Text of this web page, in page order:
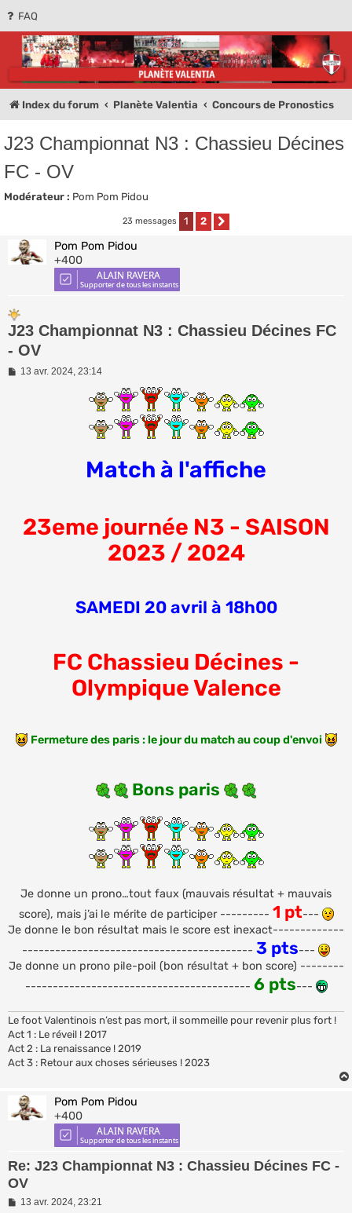
FAQ
Planète Valentia -
Olympique de
Valence
Forum des supporters de l'Olympique de Valence
Index du forum Planète Valentia Concours de Pronostics
J23 Championnat N3 : Chassieu Décines
FC - OV
Modérateur : Pom Pom Pidou
23 messages 1 2
Pom Pom Pidou
+400
J23 Championnat N3 : Chassieu Décines FC
- OV
M13 avr. 2024, 23:14
Match à l'affiche
23eme journée N3 - SAISON
2023 / 2024
SAMEDI 20 avril à 18h00
FC Chassieu Décines -
Olympique Valence
Fermeture des paris : le jour du match au coup d'envoi
Bons paris
Je donne un prono…tout faux (mauvais résultat + mauvais
score), mais j’ai le mérite de participer --------- 1 pt---
Je donne le bon résultat mais le score est inexact-------------
------------------------------------------ 3 pts---
Je donne un prono pile-poil (bon résultat + bon score) --------
----------------------------------------- 6 pts---
Le foot Valentinois n’est pas mort, il sommeille pour revenir plus fort !
Act 1 : Le réveil ! 2017
Act 2 : La renaissance ! 2019
Act 3 : Retour aux choses sérieuses ! 2023
Pom Pom Pidou
+400
Re: J23 Championnat N3 : Chassieu Décines FC -
OV
M13 avr. 2024, 23:21